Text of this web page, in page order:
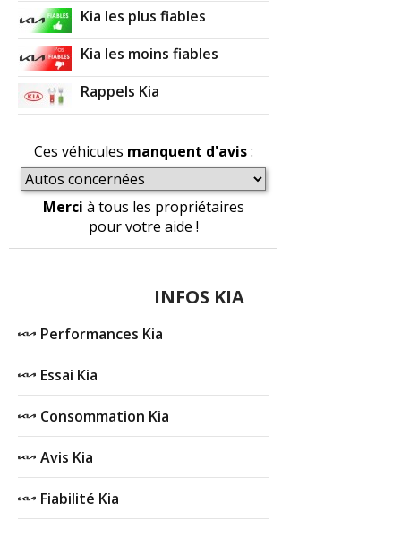
Kia les plus fiables
Kia les moins fiables
Rappels Kia
Ces véhicules manquent d'avis:
Merci à tous les propriétaires
pour votre aide !
INFOS KIA
Performances Kia
Essai Kia
Consommation Kia
Avis Kia
Fiabilité Kia